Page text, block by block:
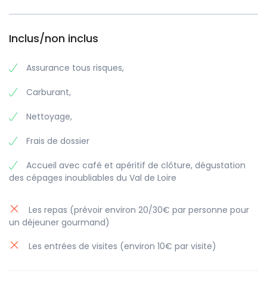
Inclus/non inclus
Assurance tous risques,
Carburant,
Nettoyage,
Frais de dossier
Accueil avec café et apéritif de clôture, dégustation
des cépages inoubliables du Val de Loire
Les repas (prévoir environ 20/30€ par personne pour
un déjeuner gourmand)
Les entrées de visites (environ 10€ par visite)